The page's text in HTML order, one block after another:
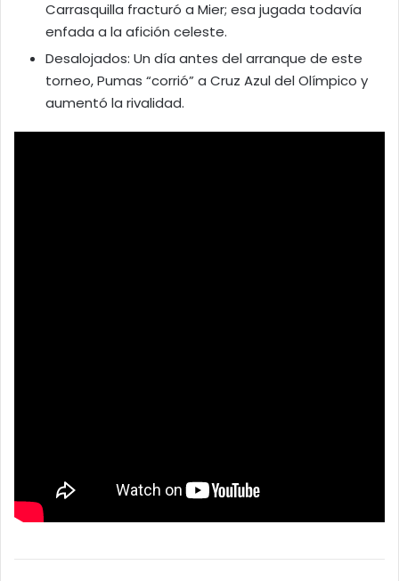
Carrasquilla fracturó a Mier; esa jugada todavía
enfada a la afición celeste.
Desalojados: Un día antes del arranque de este
torneo, Pumas “corrió” a Cruz Azul del Olímpico y
aumentó la rivalidad.